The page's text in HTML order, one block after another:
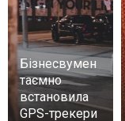
Бізнесвумен
таємно
встановила
GPS-трекери